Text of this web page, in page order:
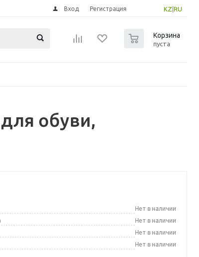
KZ RU
Вход Регистрация
Корзина
пуста
обуви,
Нет в наличии
Нет в наличии
Нет в наличии
Нет в наличии